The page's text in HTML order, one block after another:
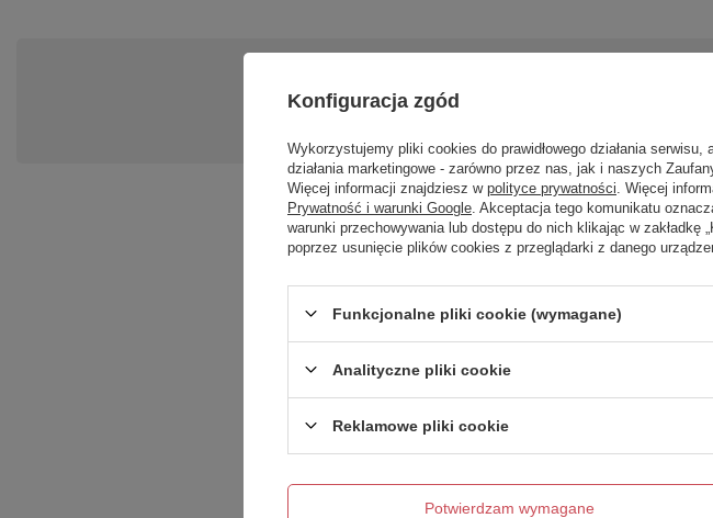
Zadaj pytanie a my odpowiemy niezwłocznie, najciekawsze pytania
Napisz
Konfiguracja zgód
Wykorzystujemy pliki cookies do prawidłowego działania
działania marketingowe - zarówno przez nas, jak i naszych
Więcej informacji znajdziesz w polityce prywatności . Więcej
Prywatność i warunki Google . Akceptacja tego komunikatu
warunki przechowywania lub dostępu do nich klikając w
poprzez usunięcie plików cookies z przeglądarki z danego
Funkcjonalne pliki cookie (wymagane)
Analityczne pliki cookie
Reklamowe pliki cookie
Potwierdzam wymagane